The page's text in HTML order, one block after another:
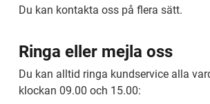
Du kan kontakta oss på flera sätt.
Ringa eller mejla oss
Du kan alltid ringa kundservice alla
klockan 09.00 och 15.00: